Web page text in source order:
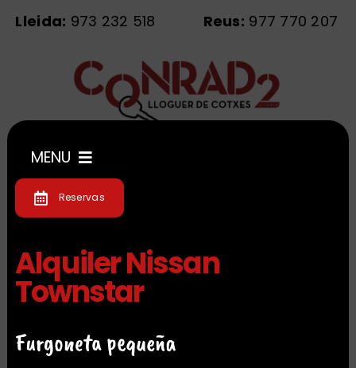
Saltar
Lleida: 973 232 518 Reus: 977 770 207
MENU
Flota
Reservas
Alquiler Nissan
Townstar
Furgoneta pequeña